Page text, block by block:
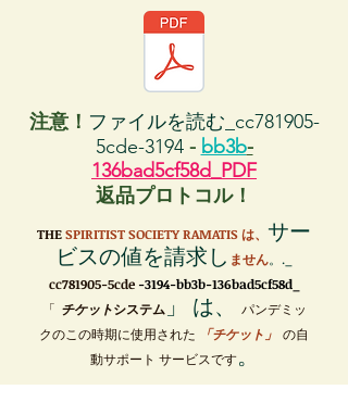
注意！ ファイルを読む_cc781905-
5cde-3194 - bb3b-
136bad5cf58d_PDF
返品プロトコル！
THESPIRITIST SOCIETY RAMATIS は、 サー
ビスの値を請求し ません。._
cc781905-5cde -3194-bb3b-136bad5cf58d_
「 チケットシステム」 は、
パンデミッ
クのこの時期に使用された 「チケット」
の自
動サポート サービスです。